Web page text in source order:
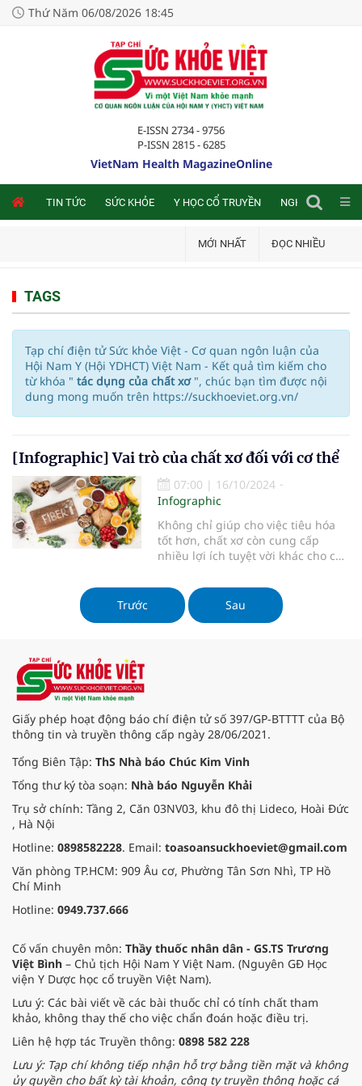
Thứ Năm 06/08/2026 18:45
E-ISSN 2734 - 9756
P-ISSN 2815 - 6285
VietNam Health MagazineOnline
TIN TỨC SỨC KHỎE Y HỌC CỔ TRUYỀN NGHIÊN CỨU
MỚI NHẤT ĐỌC NHIỀU
TAGS
Tạp chí điện tử Sức khỏe Việt - Cơ quan ngôn luận của
Hội Nam Y (Hội YDHCT) Việt Nam - Kết quả tìm kiếm cho
từ khóa " tác dụng của chất xơ ", chúc bạn tìm được nội
dung mong muốn trên https://suckhoeviet.org.vn/
[Infographic] Vai trò của chất xơ đối với cơ thể
07:00 | 16/10/2024
Infographic
Không chỉ giúp cho việc tiêu hóa
tốt hơn, chất xơ còn cung cấp
nhiều lợi ích tuyệt vời khác cho cơ
Trước Sau
Giấy phép hoạt động báo chí điện tử số 397/GP-BTTTT của Bộ
thông tin và truyền thông cấp ngày 28/06/2021.
Tổng Biên Tập: ThS Nhà báo Chúc Kim Vinh
Tổng thư ký tòa soạn: Nhà báo Nguyễn Khải
Trụ sở chính: Tầng 2, Căn 03NV03, khu đô thị Lideco, Hoài Đức
, Hà Nội
Hotline: 0898582228. Email: toasoansuckhoeviet@gmail.com
Văn phòng TP.HCM: 909 Âu cơ, Phường Tân Sơn Nhì, TP Hồ
Chí Minh
Hotline: 0949.737.666
Cố vấn chuyên môn: Thầy thuốc nhân dân - GS.TS Trương
Việt Bình – Chủ tịch Hội Nam Y Việt Nam. (Nguyên GĐ Học
viện Y Dược học cổ truyền Việt Nam).
Lưu ý: Các bài viết về các bài thuốc chỉ có tính chất tham
khảo, không thay thế cho việc chẩn đoán hoặc điều trị.
Liên hệ hợp tác Truyền thông: 0898 582 228
Lưu ý: Tạp chí không tiếp nhận hỗ trợ bằng tiền mặt và không
ủy quyền cho bất kỳ tài khoản, công ty truyền thông hoặc cá